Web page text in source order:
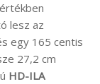
lesz az
egy 165 centis
27,2 cm
HD-ILA